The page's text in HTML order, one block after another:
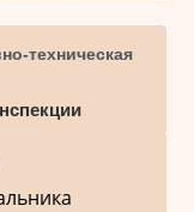
техническая